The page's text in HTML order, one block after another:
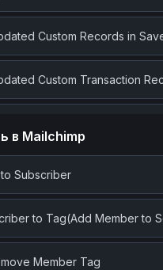
Records (Transaction
Custom Records in
Custom Transaction
в Mailchimp
Subscriber
to Tag(Add Member to
Member Tag